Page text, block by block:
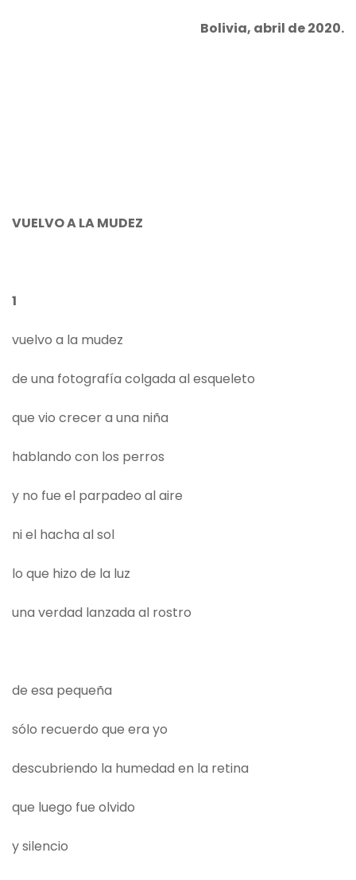
Bolivia, abril de 2020.
VUELVO A LA MUDEZ
1
vuelvo a la mudez
de una fotografía colgada al esqueleto
que vio crecer a una niña
hablando con los perros
y no fue el parpadeo al aire
ni el hacha al sol
lo que hizo de la luz
una verdad lanzada al rostro
de esa pequeña
sólo recuerdo que era yo
descubriendo la humedad en la retina
que luego fue olvido
y silencio